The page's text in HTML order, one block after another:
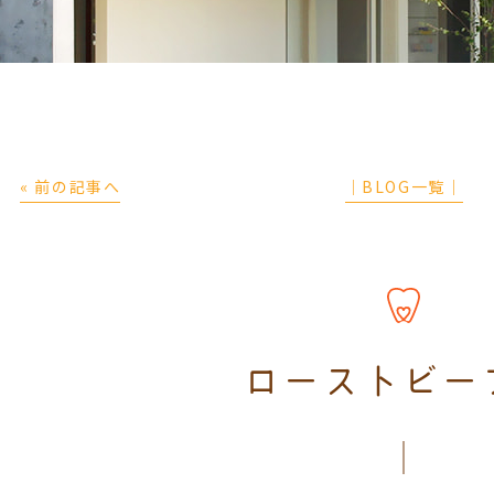
« 前の記事へ │BLOG一覧│
ローストビー